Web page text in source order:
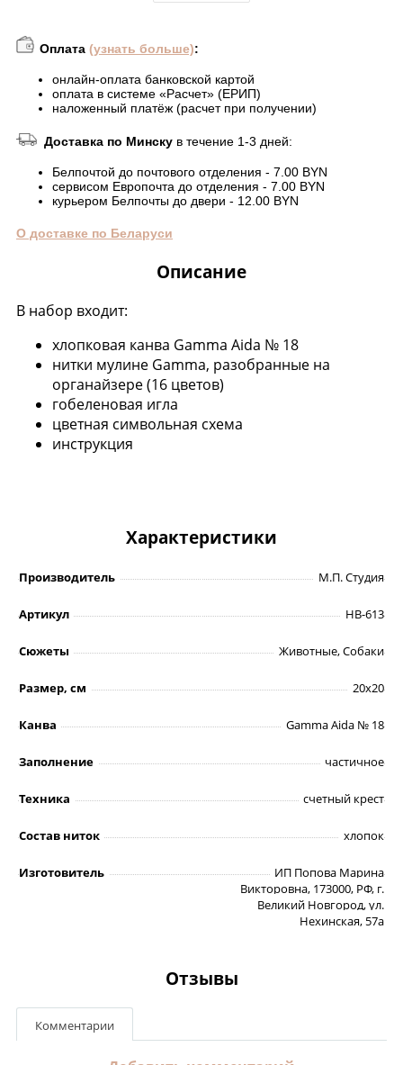
Оплата (узнать больше):
онлайн-оплата банковской картой
оплата в системе «Расчет» (ЕРИП)
наложенный платёж (расчет при получении)
Доставка по Минску в течение 1-3 дней:
Белпочтой до почтового отделения - 7.00 BYN
сервисом Европочта до отделения - 7.00 BYN
курьером Белпочты до двери - 12.00 BYN
О доставке по Беларуси
Описание
В набор входит:
хлопковая канва Gamma Aida № 18
нитки мулине Gamma, разобранные на
органайзере (16 цветов)
гобеленовая игла
цветная символьная схема
инструкция
Характеристики
Производитель М.П. Студия
Артикул НВ-613
Сюжеты Животные, Собаки
Размер, см 20х20
Канва Gamma Aida № 18
Заполнение частичное
Техника счетный крест
Состав ниток хлопок
Изготовитель
ИП Попова Марина
Викторовна, 173000, РФ, г.
Великий Новгород, ул.
Нехинская, 57а
Отзывы
Комментарии